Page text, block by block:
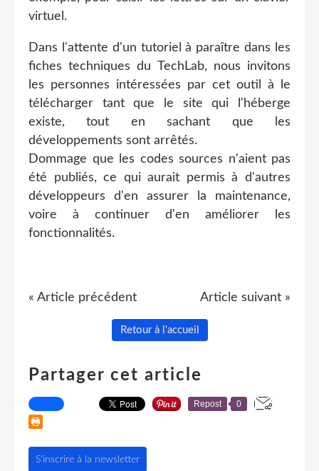
virtuel.
Dans l'attente d'un tutoriel à paraître dans les
fiches techniques du TechLab, nous invitons
les personnes intéressées par cet outil à le
télécharger tant que le site qui l'héberge
existe, tout en sachant que les
développements sont arrêtés.
Dommage que les codes sources n'aient pas
été publiés, ce qui aurait permis à d'autres
développeurs d'en assurer la maintenance,
voire à continuer d'en améliorer les
fonctionnalités.
« Article précédent Article suivant »
Retour à l'accueil
Partager cet article
Repost 0
S'inscrire à la newsletter